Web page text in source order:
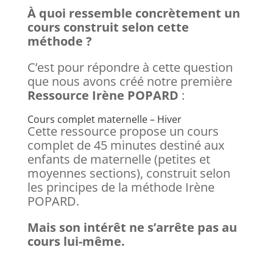
À quoi ressemble concrètement un
cours construit selon cette
méthode ?
C’est pour répondre à cette question
que nous avons créé notre première
Ressource Irène POPARD :
Cours complet maternelle – Hiver
Cette ressource propose un cours
complet de 45 minutes destiné aux
enfants de maternelle (petites et
moyennes sections), construit selon
les principes de la méthode Irène
POPARD.
Mais son intérêt ne s’arrête pas au
cours lui-même.